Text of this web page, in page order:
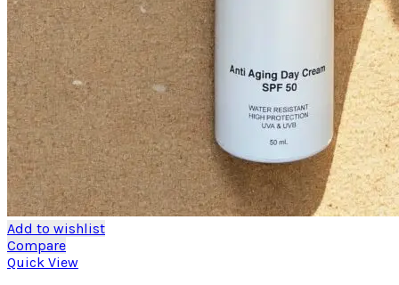
Add to wishlist
Compare
Quick View